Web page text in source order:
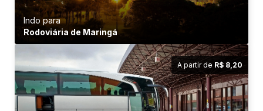
Indo para
Rodoviária de Maringá
A partir de R$ 8,20